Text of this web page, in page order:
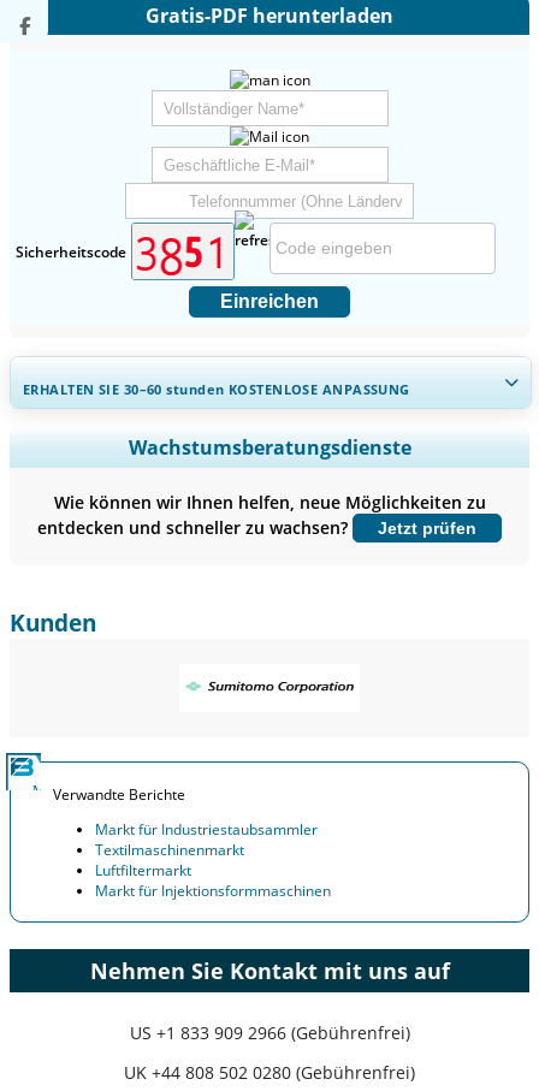
Gratis-PDF herunterladen
Sicherheitscode
Einreichen
ERHALTEN SIE 30–60stunden KOSTENLOSE ANPASSUNG
Regionale und länderspezifische Abdeckung erweitern,
Segmentanalyse, Unternehmensprofile, Wettbewerbs-
Jetzt anpassen
Wachstumsberatungsdienste
Wie können wir Ihnen helfen, neue Möglichkeiten zu
entdecken und schneller zu wachsen?
Jetzt prüfen
Kunden
Verwandte Berichte
Markt für Industriestaubsammler
Textilmaschinenmarkt
Luftfiltermarkt
Markt für Injektionsformmaschinen
Nehmen Sie Kontakt mit uns auf
US +1 833 909 2966 (Gebührenfrei)
UK +44 808 502 0280 (Gebührenfrei)